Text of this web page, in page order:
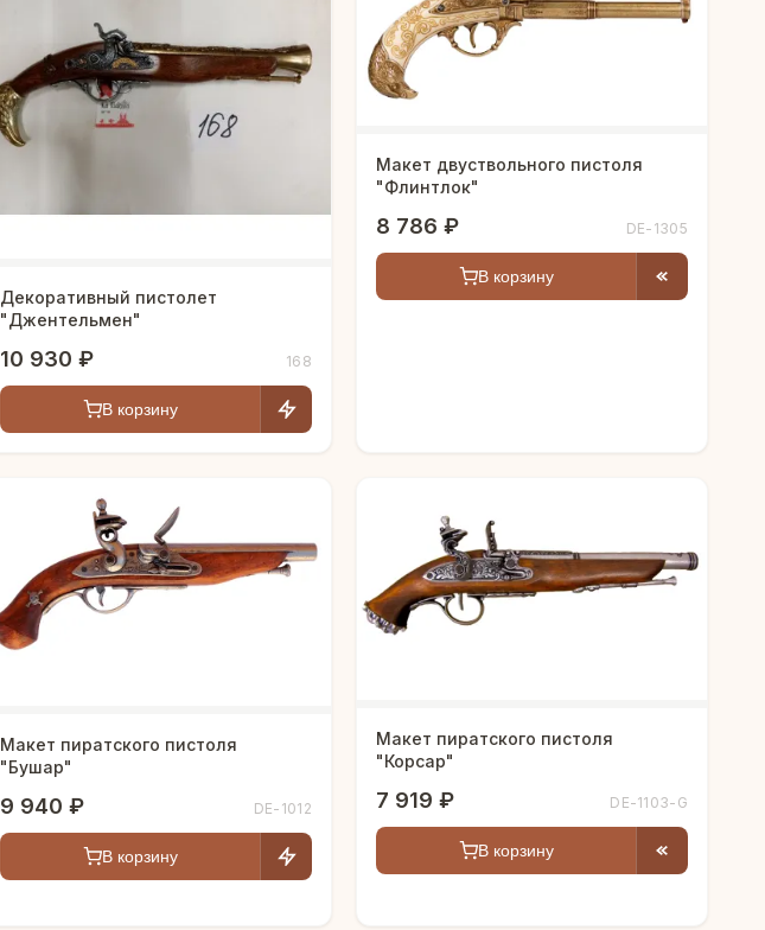
Декоративный пистолет
"Джентельмен"
10 930 ₽ 168
В корзину
Макет двуствольного пистоля
"Флинтлок"
8 786 ₽ DE-1305
В корзину
Макет пиратского пистоля
"Бушар"
9 940 ₽ DE-1012
В корзину
Макет пиратского пистоля
"Корсар"
7 919 ₽ DE-1103-G
В корзину